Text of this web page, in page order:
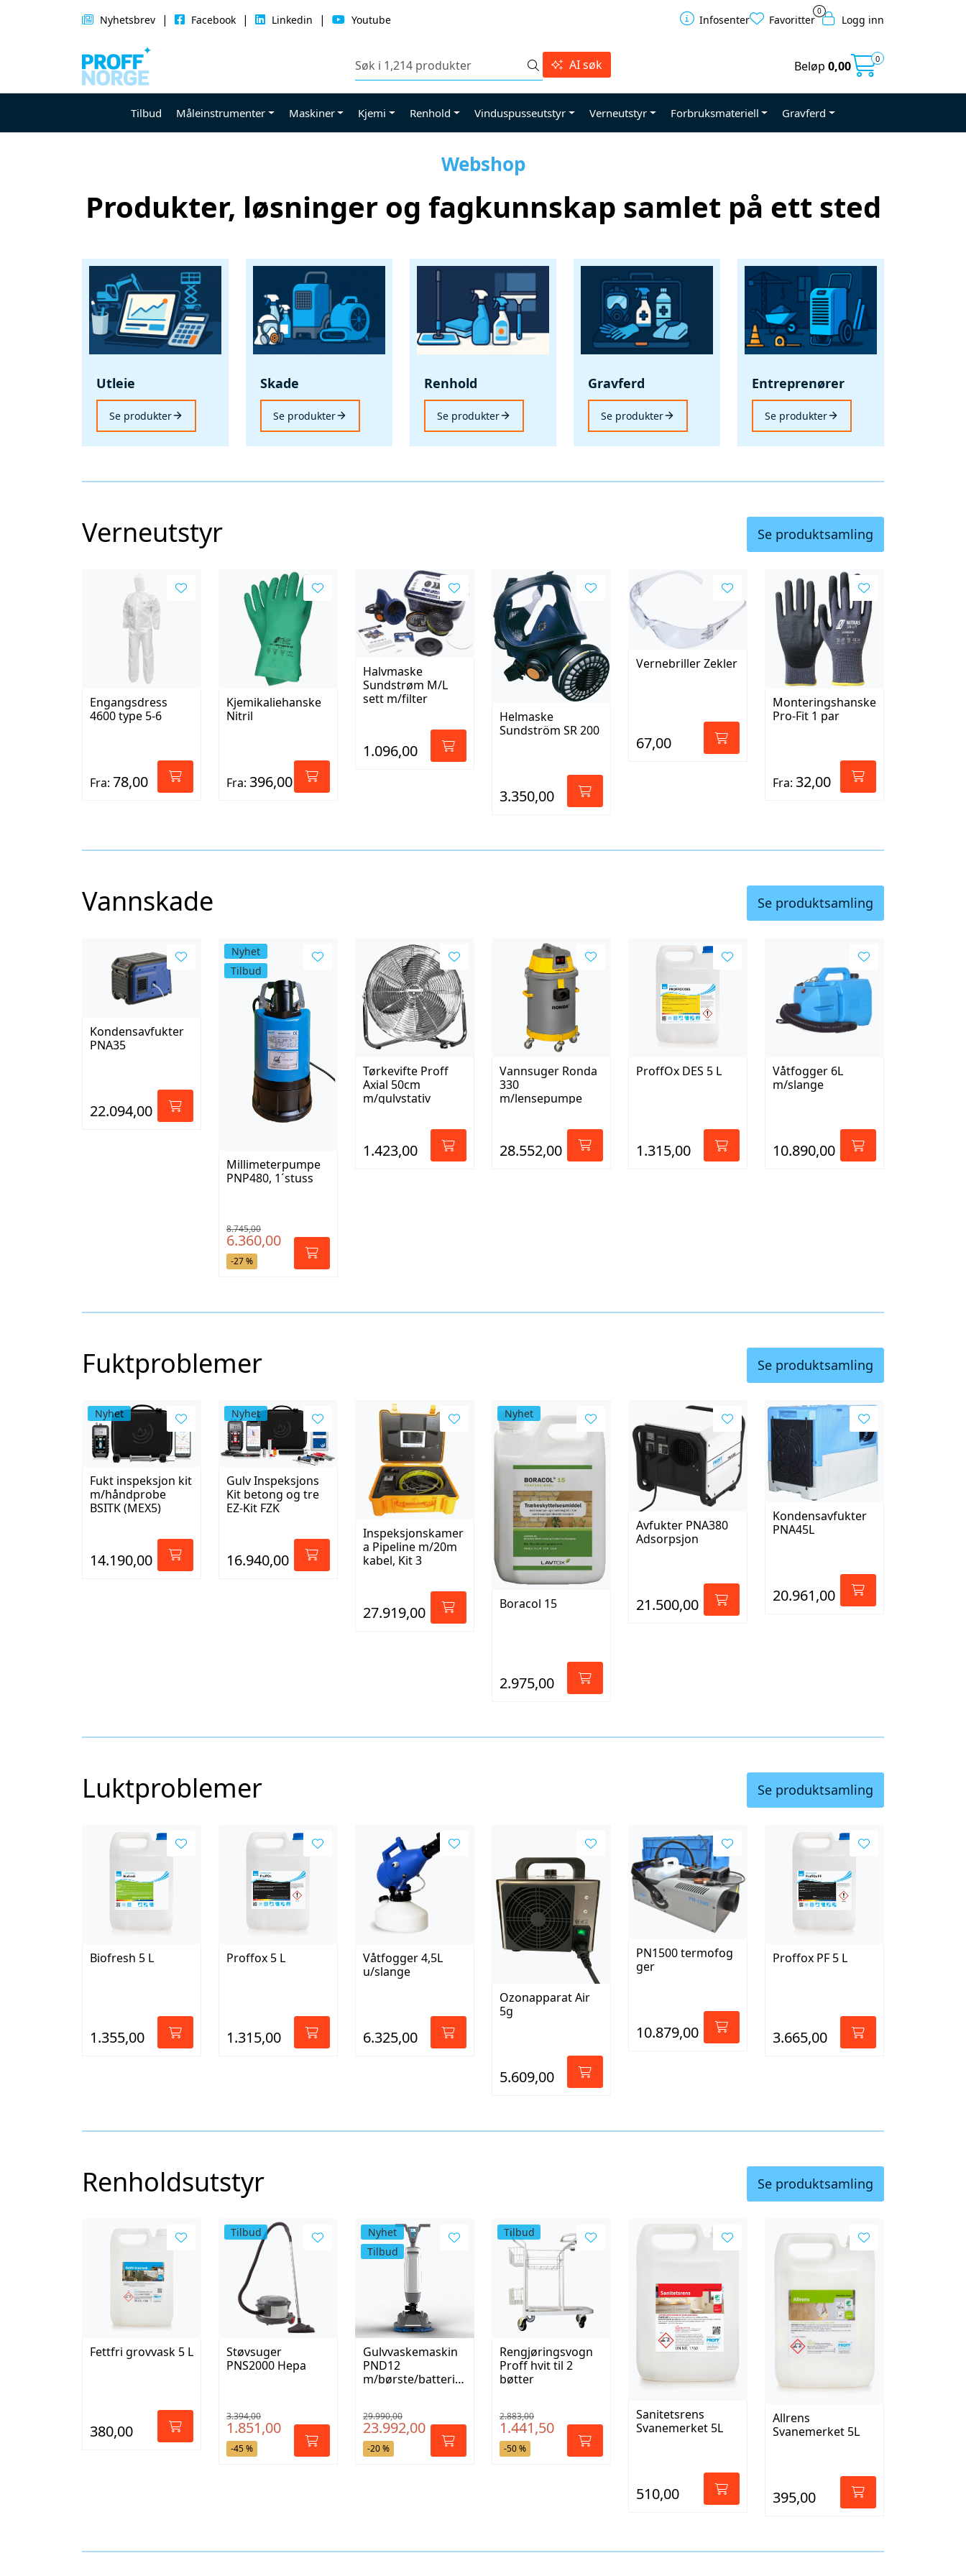
Nyhetsbrev | Facebook | Linkedin | Youtube Infosenter
0
Favoritter Logg inn
AI søk Beløp 0,00 0
Tilbud Måleinstrumenter Maskiner Kjemi Renhold Vinduspusseutstyr Verneutstyr Forbruksmateriell Gravferd
Webshop
Produkter, løsninger og fagkunnskap samlet på ett sted
Utleie
Se produkter
Skade
Se produkter
Renhold
Se produkter
Gravferd
Se produkter
Entreprenører
Se produkter
Verneutstyr Se produktsamling
Engangsdress
4600 type 5-6
Fra: 78,00
Kjemikaliehanske
Nitril
Fra: 396,00
Halvmaske
Sundstrøm M/L
sett m/filter
1.096,00
Helmaske
Sundström SR 200
3.350,00
Vernebriller Zekler
67,00
Monteringshanske
Pro-Fit 1 par
Fra: 32,00
Vannskade Se produktsamling
Kondensavfukter
PNA35
22.094,00
Nyhet
Tilbud
Millimeterpumpe
PNP480, 1´stuss
8.745,00
6.360,00
-27 %
Tørkevifte Proff
Axial 50cm
m/gulvstativ
1.423,00
Vannsuger Ronda
330
m/lensepumpe
28.552,00
ProffOx DES 5 L
1.315,00
Våtfogger 6L
m/slange
10.890,00
Fuktproblemer Se produktsamling
Nyhet
Fukt inspeksjon kit
m/håndprobe
BSITK (MEX5)
14.190,00
Nyhet
Gulv Inspeksjons
Kit betong og tre
EZ-Kit FZK
16.940,00
Inspeksjonskamer
a Pipeline m/20m
kabel, Kit 3
27.919,00
Nyhet
Boracol 15
2.975,00
Avfukter PNA380
Adsorpsjon
21.500,00
Kondensavfukter
PNA45L
20.961,00
Luktproblemer Se produktsamling
Biofresh 5 L
1.355,00
Proffox 5 L
1.315,00
Våtfogger 4,5L
u/slange
6.325,00
Ozonapparat Air
5g
5.609,00
PN1500 termofog
ger
10.879,00
Proffox PF 5 L
3.665,00
Renholdsutstyr Se produktsamling
Fettfri grovvask 5 L
380,00
Tilbud
Støvsuger
PNS2000 Hepa
3.394,00
1.851,00
-45 %
Nyhet
Tilbud
Gulvvaskemaskin
PND12
m/børste/batteri/l
29.990,00
23.992,00
-20 %
Tilbud
Rengjøringsvogn
Proff hvit til 2
bøtter
2.883,00
1.441,50
-50 %
Sanitetsrens
Svanemerket 5L
510,00
Allrens
Svanemerket 5L
395,00